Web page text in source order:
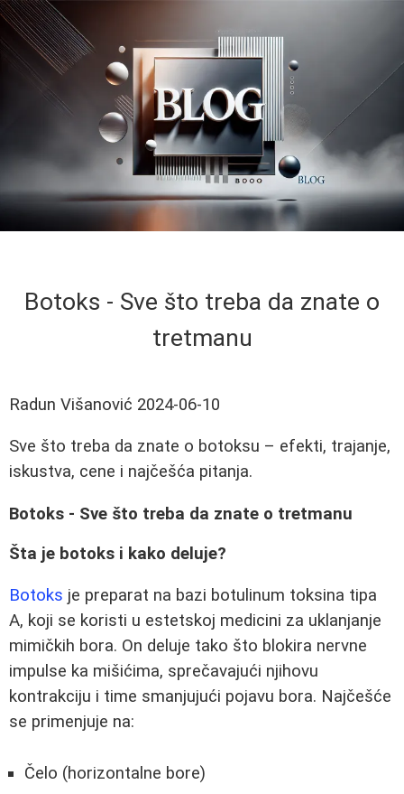
Botoks - Sve što treba da znate o
tretmanu
Radun Višanović 2024-06-10
Sve što treba da znate o botoksu – efekti, trajanje,
iskustva, cene i najčešća pitanja.
Botoks - Sve što treba da znate o tretmanu
Šta je botoks i kako deluje?
Botoks je preparat na bazi botulinum toksina tipa
A, koji se koristi u estetskoj medicini za uklanjanje
mimičkih bora. On deluje tako što blokira nervne
impulse ka mišićima, sprečavajući njihovu
kontrakciju i time smanjujući pojavu bora. Najčešće
se primenjuje na:
Čelo (horizontalne bore)